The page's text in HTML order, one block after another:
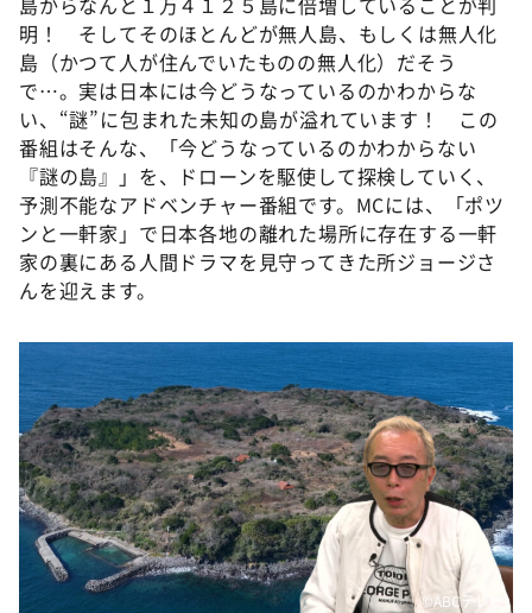
明！ そしてそのほとんどが無人島、もしくは無人化
島（かつて人が住んでいたものの無人化）だそう
で…。実は日本には今どうなっているのかわからな
い、“謎”に包まれた未知の島が溢れています！ この
番組はそんな、「今どうなっているのかわからない
『謎の島』」を、ドローンを駆使して探検していく、
予測不能なアドベンチャー番組です。MCには、「ポツ
ンと一軒家」で日本各地の離れた場所に存在する一軒
家の裏にある人間ドラマを見守ってきた所ジョージさ
んを迎えます。
©️ABCテレビ